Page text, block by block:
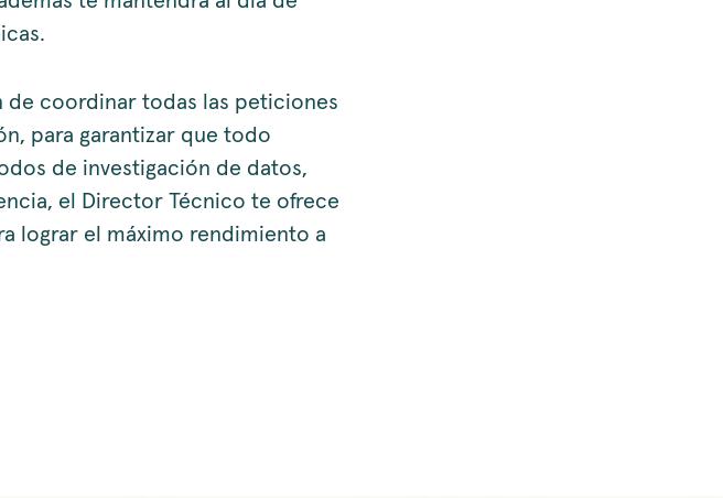
de coordinar todas las peticiones
para garantizar que todo
de investigación de datos,
el Director Técnico te ofrece
lograr el máximo rendimiento a